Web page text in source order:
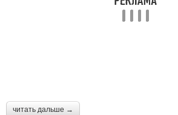
читать дальше →